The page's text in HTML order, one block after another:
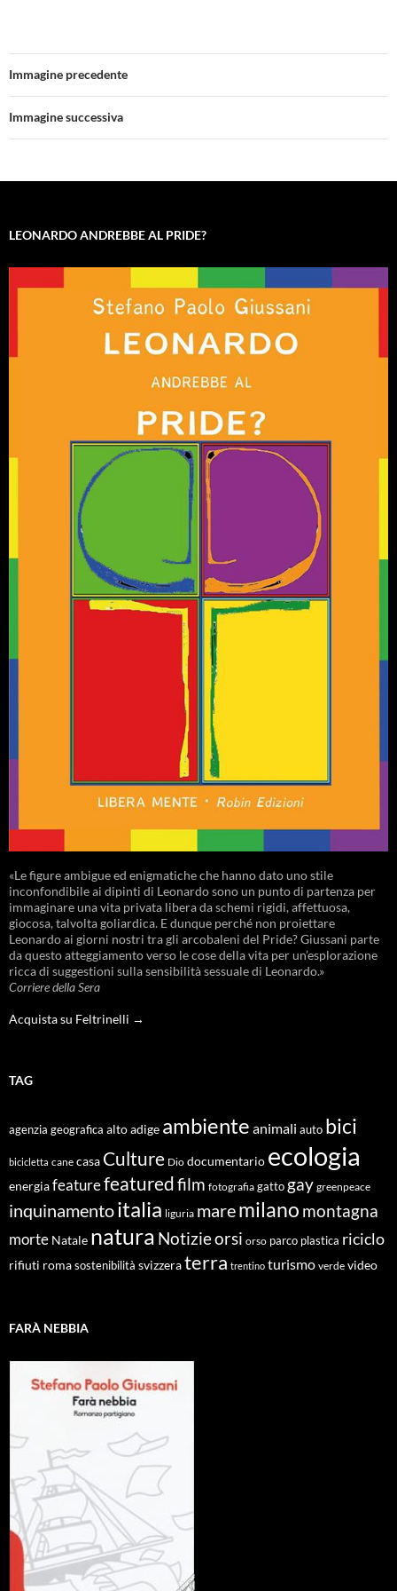
Immagine precedente
Immagine successiva
LEONARDO ANDREBBE AL PRIDE?
«Le figure ambigue ed enigmatiche che hanno dato uno stile
inconfondibile ai dipinti di Leonardo sono un punto di partenza per
immaginare una vita privata libera da schemi rigidi, affettuosa,
giocosa, talvolta goliardica. E dunque perché non proiettare
Leonardo ai giorni nostri tra gli arcobaleni del Pride? Giussani parte
da questo atteggiamento verso le cose della vita per un’esplorazione
ricca di suggestioni sulla sensibilità sessuale di Leonardo.»
Corriere della Sera
Acquista su Feltrinelli →
TAG
agenzia geografica alto adige ambiente animali auto bici
bicicletta cane casa Culture Dio documentario ecologia
energiafeaturefeaturedfilm fotografia gatto gay greenpeace
inquinamentoitalia liguria maremilano montagna
morte Natale natura Notizieorsi orso parco plastica riciclo
rifiuti roma sostenibilità svizzeraterra trentino turismo verde video
FARÀ NEBBIA